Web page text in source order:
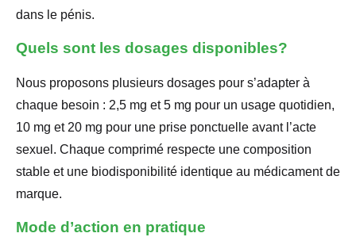
dans le pénis.
Quels sont les dosages disponibles?
Nous proposons plusieurs dosages pour s’adapter à
chaque besoin : 2,5 mg et 5 mg pour un usage quotidien,
10 mg et 20 mg pour une prise ponctuelle avant l’acte
sexuel. Chaque comprimé respecte une composition
stable et une biodisponibilité identique au médicament de
marque.
Mode d’action en pratique